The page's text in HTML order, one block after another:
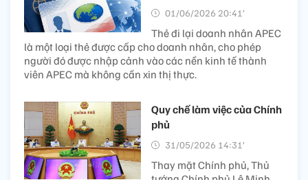
01/06/2026 20:41’
Thẻ đi lại doanh nhân APEC
là một loại thẻ được cấp cho doanh nhân, cho phép
người đó được nhập cảnh vào các nền kinh tế thành
viên APEC mà không cần xin thị thực.
Quy chế làm việc của Chính
phủ
31/05/2026 14:31’
Thay mặt Chính phủ, Thủ